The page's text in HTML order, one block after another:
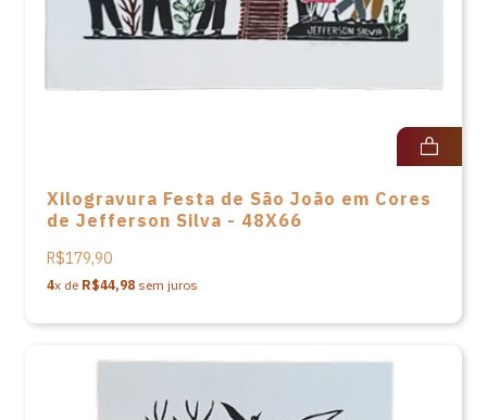
Xilogravura Festa de São João em Cores
de Jefferson Silva - 48X66
R$179,90
4x de R$44,98 sem juros